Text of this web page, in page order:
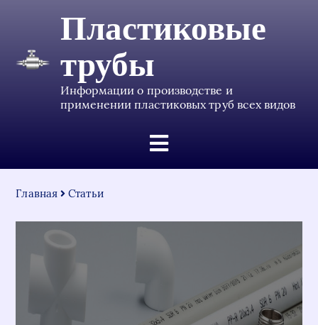
Пластиковые
трубы
Информации о производстве и
применении пластиковых труб всех видов
Главная Статьи